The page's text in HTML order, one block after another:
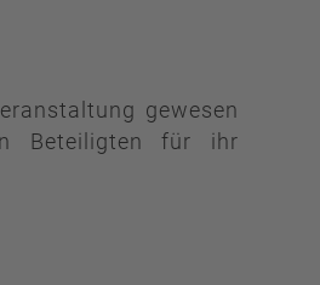
gewesen
Beteiligten für ihr